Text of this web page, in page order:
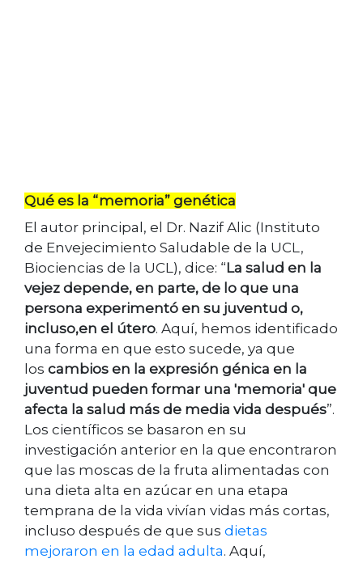
Qué es la “memoria” genética
El autor principal, el Dr. Nazif Alic (Instituto
de Envejecimiento Saludable de la UCL,
Biociencias de la UCL), dice: “La salud en la
vejez depende, en parte, de lo que una
persona experimentó en su juventud o,
incluso,en el útero. Aquí, hemos identificado
una forma en que esto sucede, ya que
los cambios en la expresión génica en la
juventud pueden formar una 'memoria' que
afecta la salud más de media vida después”.
Los científicos se basaron en su
investigación anterior en la que encontraron
que las moscas de la fruta alimentadas con
una dieta alta en azúcar en una etapa
temprana de la vida vivían vidas más cortas,
incluso después de que sus dietas
mejoraron en la edad adulta. Aquí,